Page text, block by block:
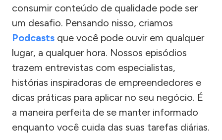
consumir conteúdo de qualidade pode ser
um desafio. Pensando nisso, criamos
Podcasts que você pode ouvir em qualquer
lugar, a qualquer hora. Nossos episódios
trazem entrevistas com especialistas,
histórias inspiradoras de empreendedores e
dicas práticas para aplicar no seu negócio. É
a maneira perfeita de se manter informado
enquanto você cuida das suas tarefas diárias.